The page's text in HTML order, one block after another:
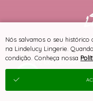
SITE 100% SEGURO
®
Nós salvamos o seu
na Lindelucy Lingerie.
condição. Conheça nossa